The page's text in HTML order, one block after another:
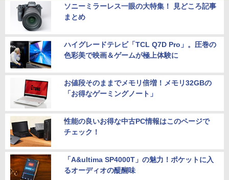
ソニーミラーレス一眼の大特集！ 見どころ記事
まとめ
ハイグレードテレビ「TCL Q7D Pro」。圧巻の
色彩美で映画＆ゲームが極上体験に
お値段そのままでメモリ倍増！メモリ32GBの
「お得なゲーミングノート」
性能の良いお得な中古PC情報はこのページで
チェック！
「A&ultima SP4000T」の魅力！ポケットに入
るオーディオの醍醐味